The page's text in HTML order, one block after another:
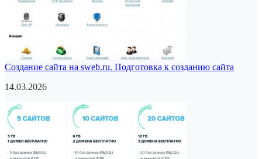
Создание сайта на sweb.ru. Подготовка к созданию сайта
14.03.2026